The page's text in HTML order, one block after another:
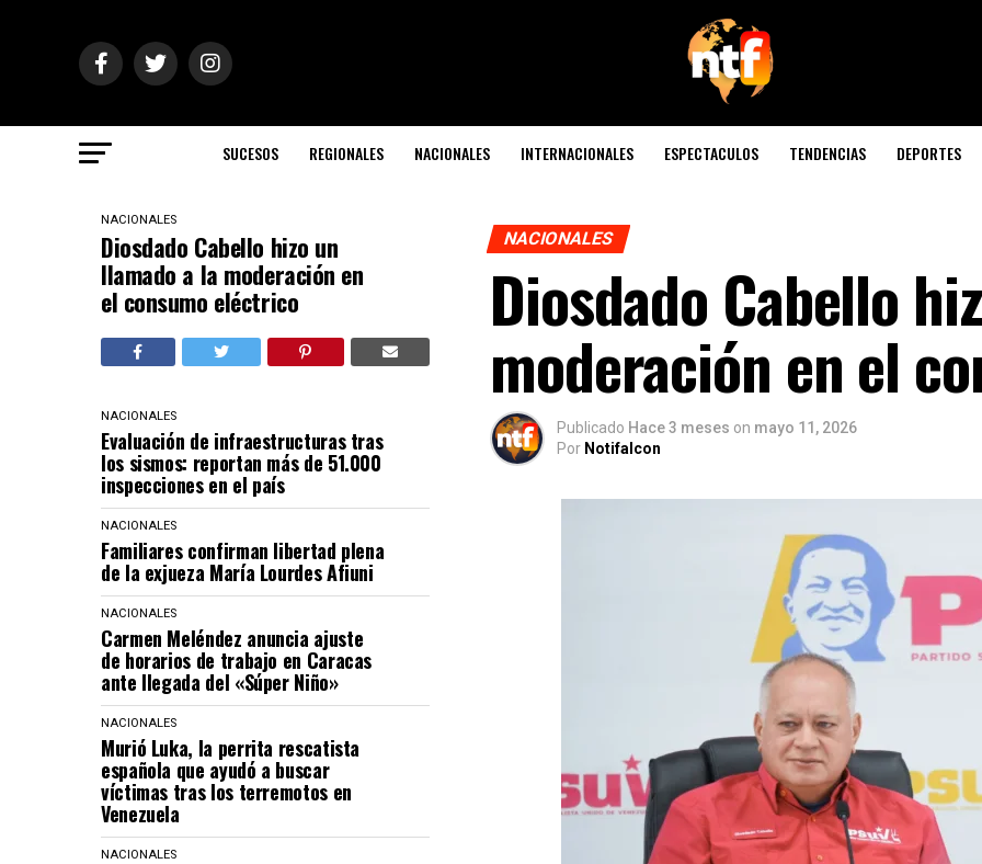
SUCESOS REGIONALES NACIONALES INTERNACIONALES ESPECTACULOS TENDENCIAS DEPORTES
NACIONALES
Diosdado Cabello hizo un
llamado a la moderación en
el consumo eléctrico
NACIONALES
Evaluación de infraestructuras tras
los sismos: reportan más de 51.000
inspecciones en el país
NACIONALES
Familiares confirman libertad plena
de la exjueza María Lourdes Afiuni
NACIONALES
Carmen Meléndez anuncia ajuste
de horarios de trabajo en Caracas
ante llegada del «Súper Niño»
NACIONALES
Murió Luka, la perrita rescatista
española que ayudó a buscar
víctimas tras los terremotos en
Venezuela
NACIONALES
NACIONALES
Diosdado Cabello
moderación en el
Publicado Hace 3 meses on mayo 11, 2026
Por Notifalcon